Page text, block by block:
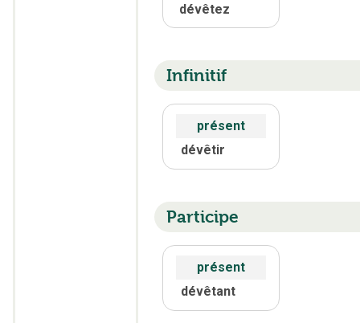
dévêtez
Infinitif
présent
dévêtir
Participe
présent
dévêtant